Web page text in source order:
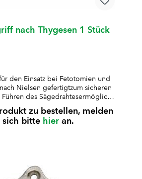
nach Thygesen 1 Stück
den Einsatz bei Fetotomien und
Nielsen gefertigtzum sicheren
des Sägedrahtesermöglicht
Kontrolle und gleichmässige
Quergriffen für sicheren Halt
ArbeitenDrahtführung durch den
zu bestellen, melden
sich bitte hier an.